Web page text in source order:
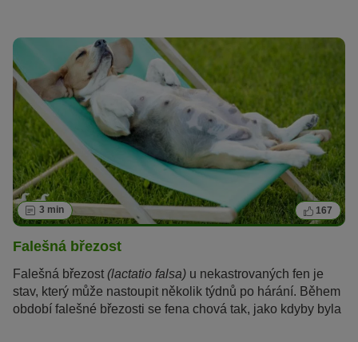
zvratky?A jak mohu svému čtyřnohému příteli pomoci?
Přečtěte si vše, co potřebujete vědět o příčinách,
léčbě,první pomoci a domácích lécích,
v následujícím
článku.
3 min 167
Falešná březost
Falešná březost (lactatio falsa) u nekastrovaných fen je
stav, který může nastoupit několik týdnů po hárání. Během
období falešné březosti se fena chová tak, jako kdyby byla